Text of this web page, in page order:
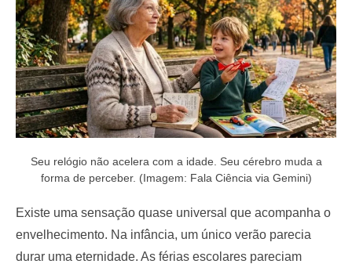
Seu relógio não acelera com a idade. Seu cérebro muda a
forma de perceber. (Imagem: Fala Ciência via Gemini)
Existe uma sensação quase universal que acompanha o
envelhecimento. Na infância, um único verão parecia
durar uma eternidade. As férias escolares pareciam